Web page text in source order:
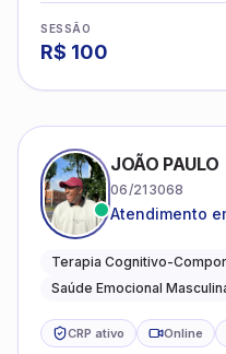
SESSÃO
R$ 100
JOÃO PAULO
06/213068
Atendimento
emocional
Terapia Cognitivo-
Saúde Emocional
CRP ativo Online